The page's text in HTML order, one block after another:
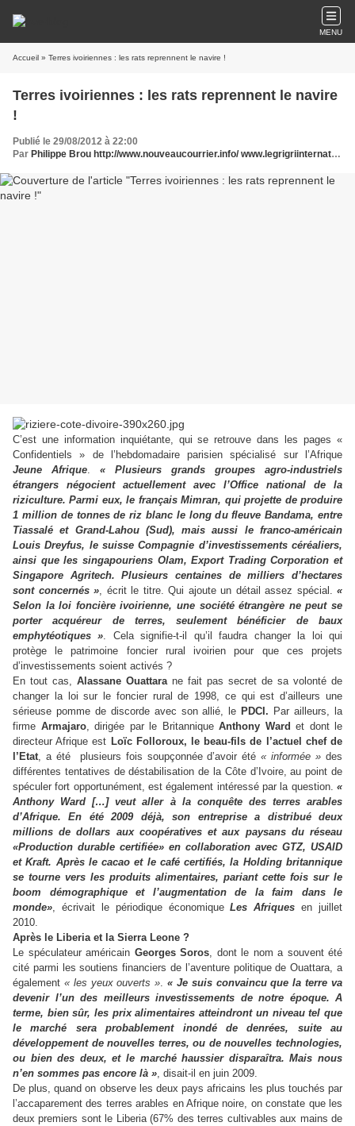
MENU
Accueil » Terres ivoiriennes : les rats reprennent le navire !
Terres ivoiriennes : les rats reprennent le navire
!
Publié le 29/08/2012 à 22:00
Par Philippe Brou http://www.nouveaucourrier.info/ www.legrigriinternational.com
C’est une information inquiétante, qui se retrouve dans les pages «
Confidentiels » de l’hebdomadaire parisien spécialisé sur l’Afrique
Jeune Afrique. « Plusieurs grands groupes agro-industriels
étrangers négocient actuellement avec l’Office national de la
riziculture. Parmi eux, le français Mimran, qui projette de produire
1 million de tonnes de riz blanc le long du fleuve Bandama, entre
Tiassalé et Grand-Lahou (Sud), mais aussi le franco-américain
Louis Dreyfus, le suisse Compagnie d’investissements céréaliers,
ainsi que les singapouriens Olam, Export Trading Corporation et
Singapore Agritech. Plusieurs centaines de milliers d’hectares
sont concernés », écrit le titre. Qui ajoute un détail assez spécial. «
Selon la loi foncière ivoirienne, une société étrangère ne peut se
porter acquéreur de terres, seulement bénéficier de baux
emphytéotiques ». Cela signifie-t-il qu’il faudra changer la loi qui
protège le patrimoine foncier rural ivoirien pour que ces projets
d’investissements soient activés ?
En tout cas, Alassane Ouattarane fait pas secret de sa volonté de
changer la loi sur le foncier rural de 1998, ce qui est d’ailleurs une
sérieuse pomme de discorde avec son allié, le PDCI. Par ailleurs, la
firme Armajaro, dirigée par le Britannique Anthony Ward et dont le
directeur Afrique est Loïc Folloroux, le beau-fils de l’actuel chef de
l’Etat, a été plusieurs fois soupçonnée d’avoir été« informée » des
différentes tentatives de déstabilisation de la Côte d’Ivoire, au point de
spéculer fort opportunément, est également intéressé par la question. «
Anthony Ward […] veut aller à la conquête des terres arables
d’Afrique. En été 2009 déjà, son entreprise a distribué deux
millions de dollars aux coopératives et aux paysans du réseau
«Production durable certifiée» en collaboration avec GTZ, USAID
et Kraft. Après le cacao et le café certifiés, la Holding britannique
se tourne vers les produits alimentaires, pariant cette fois sur le
boom démographique et l’augmentation de la faim dans le
monde», écrivait le périodique économiqueLes Afriques en juillet
2010.
Après le Liberia et la Sierra Leone ?
Le spéculateur américain Georges Soros, dont le nom a souvent été
cité parmi les soutiens financiers de l’aventure politique de Ouattara, a
également « les yeux ouverts ».« Je suis convaincu que la terre va
devenir l’un des meilleurs investissements de notre époque. A
terme, bien sûr, les prix alimentaires atteindront un niveau tel que
le marché sera probablement inondé de denrées, suite au
développement de nouvelles terres, ou de nouvelles technologies,
ou bien des deux, et le marché haussier disparaîtra. Mais nous
n’en sommes pas encore là », disait-il en juin 2009.
De plus, quand on observe les deux pays africains les plus touchés par
l’accaparement des terres arables en Afrique noire, on constate que les
deux premiers sont le Liberia (67% des terres cultivables aux mains de